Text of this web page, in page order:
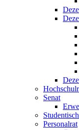
Senat
Personalrat